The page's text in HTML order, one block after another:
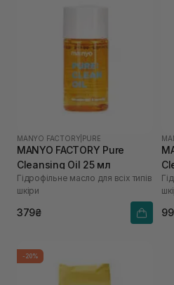
MANYO FACTORY PURE
MANYO FACTORY Pure
Cleansing Oil 25 мл
Гідрофільне масло для всіх типів
шкіри
379₴
-20%